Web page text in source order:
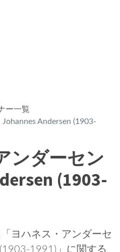
ー一覧
Andersen (1903-
ンダーセン
(1903-
ヨハネス・アンダーセ
1991)」に関する